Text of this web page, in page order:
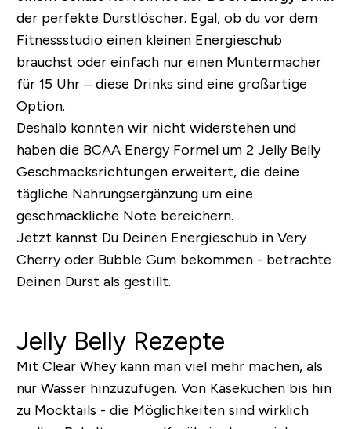
der perfekte Durstlöscher. Egal, ob du vor dem
Fitnessstudio einen kleinen Energieschub
brauchst oder einfach nur einen Muntermacher
für 15 Uhr – diese Drinks sind eine großartige
Option.
Deshalb konnten wir nicht widerstehen und
haben die BCAA Energy Formel um 2 Jelly Belly
Geschmacksrichtungen erweitert, die deine
tägliche Nahrungsergänzung um eine
geschmackliche Note bereichern.
Jetzt kannst Du Deinen Energieschub in Very
Cherry oder Bubble Gumbekommen - betrachte
Deinen Durst als gestillt.
Jelly Belly Rezepte
Mit Clear Whey kann man viel mehr machen, als
nur Wasser hinzuzufügen. Von Käsekuchen bis hin
zu Mocktails - die Möglichkeiten sind wirklich